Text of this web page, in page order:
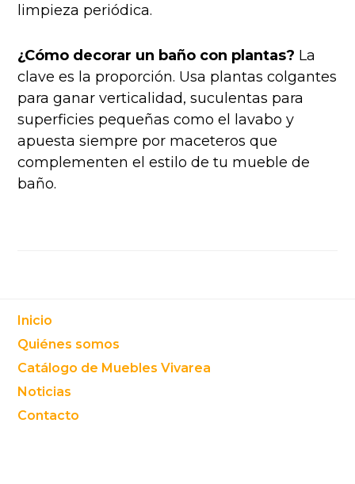
limpieza periódica.
¿Cómo decorar un baño con plantas? La
clave es la proporción. Usa plantas colgantes
para ganar verticalidad, suculentas para
superficies pequeñas como el lavabo y
apuesta siempre por maceteros que
complementen el estilo de tu mueble de
baño.
Footer
Inicio
Quiénes somos
Catálogo de Muebles Vivarea
Noticias
Contacto